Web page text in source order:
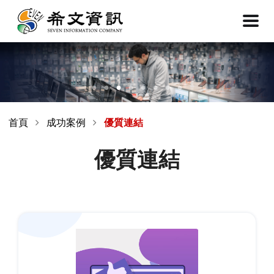
首頁 成功案例 優質連結
優質連結